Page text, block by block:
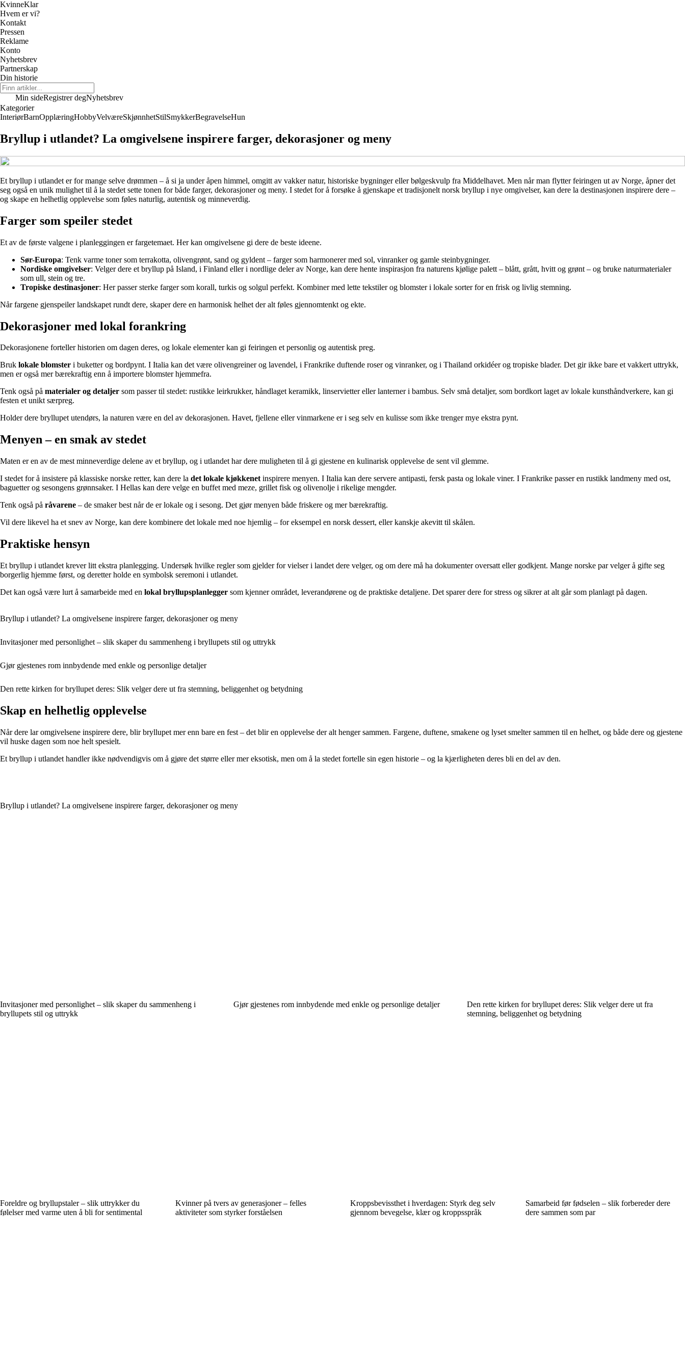
KvinneKlar
Hvem er vi?
Kontakt
Pressen
Reklame
Konto
Nyhetsbrev
Partnerskap
Din historie
Min sideRegistrer degNyhetsbrev
Kategorier
InteriørBarnOpplæringHobbyVelværeSkjønnhetStilSmykkerBegravelseHun
Bryllup i utlandet? La omgivelsene inspirere farger, dekorasjoner og meny
Et bryllup i utlandet er for mange selve drømmen – å si ja under åpen himmel, omgitt av vakker natur, historiske bygninger eller bølgeskvulp fra Middelhavet. Men når man flytter feiringen ut av Norge, åpner det
seg også en unik mulighet til å la stedet sette tonen for både farger, dekorasjoner og meny. I stedet for å forsøke å gjenskape et tradisjonelt norsk bryllup i nye omgivelser, kan dere la destinasjonen inspirere dere –
og skape en helhetlig opplevelse som føles naturlig, autentisk og minneverdig.
Farger som speiler stedet
Et av de første valgene i planleggingen er fargetemaet. Her kan omgivelsene gi dere de beste ideene.
Sør-Europa: Tenk varme toner som terrakotta, olivengrønt, sand og gyldent – farger som harmonerer med sol, vinranker og gamle steinbygninger.
Nordiske omgivelser: Velger dere et bryllup på Island, i Finland eller i nordlige deler av Norge, kan dere hente inspirasjon fra naturens kjølige palett – blått, grått, hvitt og grønt – og bruke naturmaterialer
som ull, stein og tre.
Tropiske destinasjoner: Her passer sterke farger som korall, turkis og solgul perfekt. Kombiner med lette tekstiler og blomster i lokale sorter for en frisk og livlig stemning.
Når fargene gjenspeiler landskapet rundt dere, skaper dere en harmonisk helhet der alt føles gjennomtenkt og ekte.
Dekorasjoner med lokal forankring
Dekorasjonene forteller historien om dagen deres, og lokale elementer kan gi feiringen et personlig og autentisk preg.
Bruk lokale blomster i buketter og bordpynt. I Italia kan det være olivengreiner og lavendel, i Frankrike duftende roser og vinranker, og i Thailand orkidéer og tropiske blader. Det gir ikke bare et vakkert uttrykk,
men er også mer bærekraftig enn å importere blomster hjemmefra.
Tenk også på materialer og detaljer som passer til stedet: rustikke leirkrukker, håndlaget keramikk, linservietter eller lanterner i bambus. Selv små detaljer, som bordkort laget av lokale kunsthåndverkere, kan gi
festen et unikt særpreg.
Holder dere bryllupet utendørs, la naturen være en del av dekorasjonen. Havet, fjellene eller vinmarkene er i seg selv en kulisse som ikke trenger mye ekstra pynt.
Menyen – en smak av stedet
Maten er en av de mest minneverdige delene av et bryllup, og i utlandet har dere muligheten til å gi gjestene en kulinarisk opplevelse de sent vil glemme.
I stedet for å insistere på klassiske norske retter, kan dere la det lokale kjøkkenet inspirere menyen. I Italia kan dere servere antipasti, fersk pasta og lokale viner. I Frankrike passer en rustikk landmeny med ost,
baguetter og sesongens grønnsaker. I Hellas kan dere velge en buffet med meze, grillet fisk og olivenolje i rikelige mengder.
Tenk også på råvarene – de smaker best når de er lokale og i sesong. Det gjør menyen både friskere og mer bærekraftig.
Vil dere likevel ha et snev av Norge, kan dere kombinere det lokale med noe hjemlig – for eksempel en norsk dessert, eller kanskje akevitt til skålen.
Praktiske hensyn
Et bryllup i utlandet krever litt ekstra planlegging. Undersøk hvilke regler som gjelder for vielser i landet dere velger, og om dere må ha dokumenter oversatt eller godkjent. Mange norske par velger å gifte seg
borgerlig hjemme først, og deretter holde en symbolsk seremoni i utlandet.
Det kan også være lurt å samarbeide med en lokal bryllupsplanlegger som kjenner området, leverandørene og de praktiske detaljene. Det sparer dere for stress og sikrer at alt går som planlagt på dagen.
Bryllup i utlandet? La omgivelsene inspirere farger, dekorasjoner og meny
Invitasjoner med personlighet – slik skaper du sammenheng i bryllupets stil og uttrykk
Gjør gjestenes rom innbydende med enkle og personlige detaljer
Den rette kirken for bryllupet deres: Slik velger dere ut fra stemning, beliggenhet og betydning
Skap en helhetlig opplevelse
Når dere lar omgivelsene inspirere dere, blir bryllupet mer enn bare en fest – det blir en opplevelse der alt henger sammen. Fargene, duftene, smakene og lyset smelter sammen til en helhet, og både dere og gjestene
vil huske dagen som noe helt spesielt.
Et bryllup i utlandet handler ikke nødvendigvis om å gjøre det større eller mer eksotisk, men om å la stedet fortelle sin egen historie – og la kjærligheten deres bli en del av den.
Bryllup i utlandet? La omgivelsene inspirere farger, dekorasjoner og meny
Invitasjoner med personlighet – slik skaper du sammenheng i
bryllupets stil og uttrykk
Gjør gjestenes rom innbydende med enkle og personlige detaljer
Den rette kirken for bryllupet deres: Slik velger dere ut fra
stemning, beliggenhet og betydning
Foreldre og bryllupstaler – slik uttrykker du
følelser med varme uten å bli for sentimental
Kvinner på tvers av generasjoner – felles
aktiviteter som styrker forståelsen
Kroppsbevissthet i hverdagen: Styrk deg selv
gjennom bevegelse, klær og kroppsspråk
Samarbeid før fødselen – slik forbereder dere
dere sammen som par